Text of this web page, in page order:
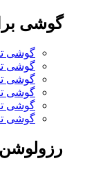
گوشی
گوشی تا 16
گوشی تا 32
گوشی تا 64
گوشی تا 128
گوشی تا 256
گوشی تا 1